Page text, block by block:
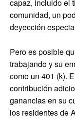
capaz, incluido el
comunidad, un
deyección
Pero es posible
trabajando y su
como un 401 (k).
contribución
ganancias en su
los residentes de